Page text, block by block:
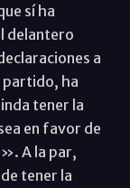
sí ha
delantero
a
partido, ha
tener la
en favor de
A la par,
tener la